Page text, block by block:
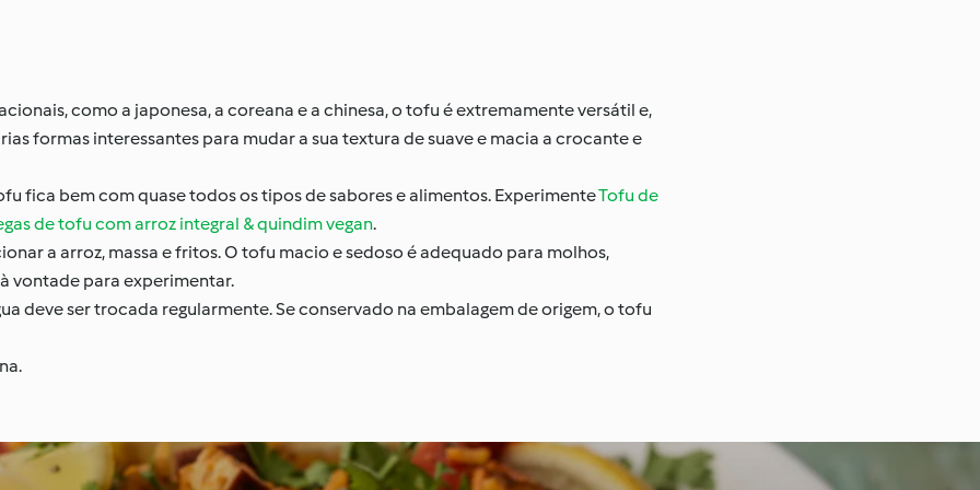
como a japonesa, a coreana e a chinesa, o tofu é extremamente versátil e,
formas interessantes para mudar a sua textura de suave e macia a crocante e
fica bem com quase todos os tipos de sabores e alimentos. ExperimenteTofu de
de tofu com arroz integral & quindim vegan.
a arroz, massa e fritos. O tofu macio e sedoso é adequado para molhos,
vontade para experimentar.
deve ser trocada regularmente. Se conservado na embalagem de origem, o tofu